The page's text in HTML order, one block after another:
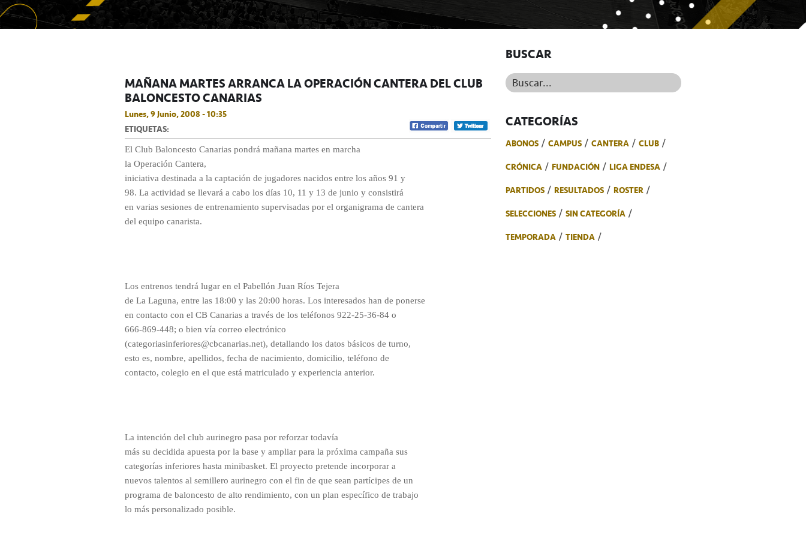
MAÑANA MARTES ARRANCA LA OPERACIÓN CANTERA DEL CLUB
BALONCESTO CANARIAS
Lunes, 9 Junio, 2008 - 10:35
ETIQUETAS:
El Club Baloncesto Canarias pondrá mañana martes en marcha
la Operación Cantera,
iniciativa destinada a la captación de jugadores nacidos entre los años 91 y
98. La actividad se llevará a cabo los días 10, 11 y 13 de junio y consistirá
en varias sesiones de entrenamiento supervisadas por el organigrama de cantera
del equipo canarista.
Los entrenos tendrá lugar en el Pabellón Juan Ríos Tejera
de La Laguna, entre las 18:00 y las 20:00 horas. Los interesados han de ponerse
en contacto con el CB Canarias a través de los teléfonos 922-25-36-84 o
666-869-448; o bien vía correo electrónico
(categoriasinferiores@cbcanarias.net), detallando los datos básicos de turno,
esto es, nombre, apellidos, fecha de nacimiento, domicilio, teléfono de
contacto, colegio en el que está matriculado y experiencia anterior.
La intención del club aurinegro pasa por reforzar todavía
más su decidida apuesta por la base y ampliar para la próxima campaña sus
categorías inferiores hasta minibasket. El proyecto pretende incorporar a
nuevos talentos al semillero aurinegro con el fin de que sean partícipes de un
programa de baloncesto de alto rendimiento, con un plan específico de trabajo
lo más personalizado posible.
BUSCAR
Buscar...
CATEGORÍAS
ABONOS CAMPUS CANTERA
CLUB
CRÓNICA
FUNDACIÓN
LIGA ENDESA
PARTIDOS
RESULTADOS
ROSTER
SELECCIONES
SIN CATEGORÍA
TEMPORADA
TIENDA